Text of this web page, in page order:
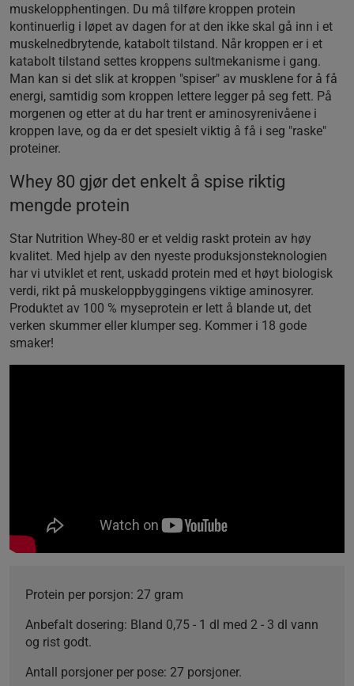
muskelopphentingen. Du må tilføre kroppen protein
kontinuerlig i løpet av dagen for at den ikke skal gå inn i et
muskelnedbrytende, katabolt tilstand. Når kroppen er i et
katabolt tilstand settes kroppens sultmekanisme i gang.
Man kan si det slik at kroppen "spiser" av musklene for å få
energi, samtidig som kroppen lettere legger på seg fett. På
morgenen og etter at du har trent er aminosyrenivåene i
kroppen lave, og da er det spesielt viktig å få i seg "raske"
proteiner.
Whey 80 gjør det enkelt å spise riktig
mengde protein
Star Nutrition Whey-80 er et veldig raskt protein av høy
kvalitet. Med hjelp av den nyeste produksjonsteknologien
har vi utviklet et rent, uskadd protein med et høyt biologisk
verdi, rikt på muskeloppbyggingens viktige aminosyrer.
Produktet av 100 % myseprotein er lett å blande ut, det
verken skummer eller klumper seg. Kommer i 18 gode
smaker!
Protein per porsjon: 27 gram
Anbefalt dosering: Bland 0,75 - 1 dl med 2 - 3 dl vann
og rist godt.
Antall porsjoner per pose: 27 porsjoner.